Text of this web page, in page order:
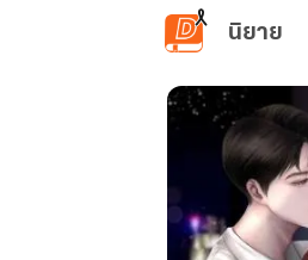
ข้ามไปยังเนื้อหาหลัก
นิยาย